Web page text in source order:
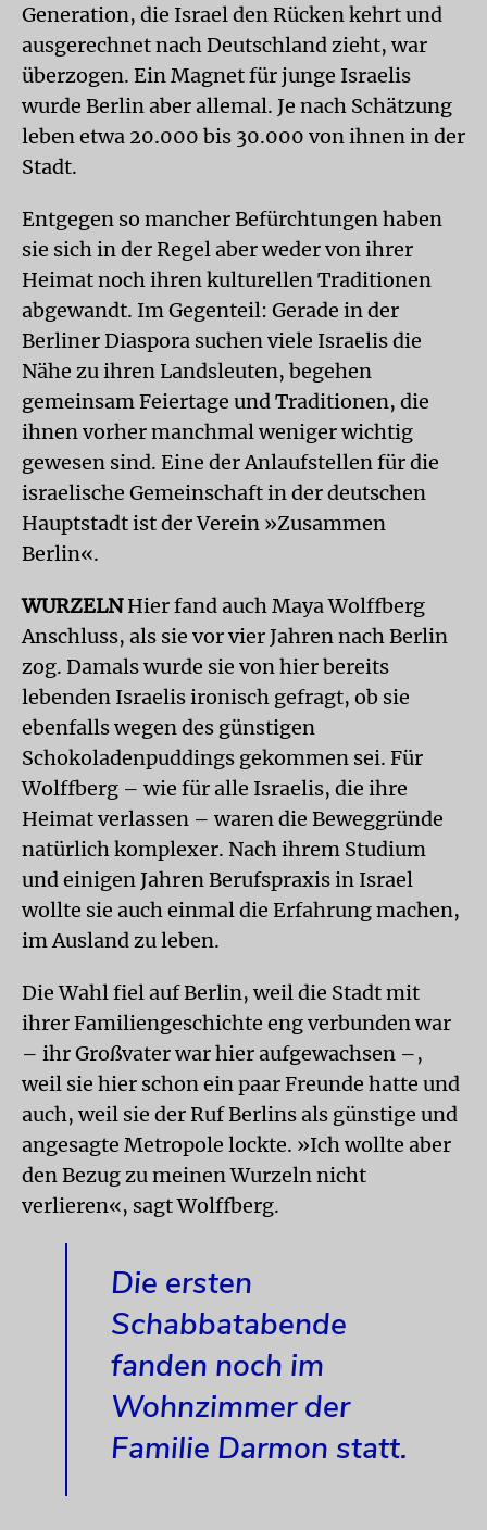
Generation, die Israel den Rücken kehrt und
ausgerechnet nach Deutschland zieht, war
überzogen. Ein Magnet für junge Israelis
wurde Berlin aber allemal. Je nach Schätzung
leben etwa 20.000 bis 30.000 von ihnen in der
Stadt.
Entgegen so mancher Befürchtungen haben
sie sich in der Regel aber weder von ihrer
Heimat noch ihren kulturellen Traditionen
abgewandt. Im Gegenteil: Gerade in der
Berliner Diaspora suchen viele Israelis die
Nähe zu ihren Landsleuten, begehen
gemeinsam Feiertage und Traditionen, die
ihnen vorher manchmal weniger wichtig
gewesen sind. Eine der Anlaufstellen für die
israelische Gemeinschaft in der deutschen
Hauptstadt ist der Verein »Zusammen
Berlin«.
WURZELNHier fand auch Maya Wolffberg
Anschluss, als sie vor vier Jahren nach Berlin
zog. Damals wurde sie von hier bereits
lebenden Israelis ironisch gefragt, ob sie
ebenfalls wegen des günstigen
Schokoladenpuddings gekommen sei. Für
Wolffberg – wie für alle Israelis, die ihre
Heimat verlassen – waren die Beweggründe
natürlich komplexer. Nach ihrem Studium
und einigen Jahren Berufspraxis in Israel
wollte sie auch einmal die Erfahrung machen,
im Ausland zu leben.
Die Wahl fiel auf Berlin, weil die Stadt mit
ihrer Familiengeschichte eng verbunden war
– ihr Großvater war hier aufgewachsen –,
weil sie hier schon ein paar Freunde hatte und
auch, weil sie der Ruf Berlins als günstige und
angesagte Metropole lockte. »Ich wollte aber
den Bezug zu meinen Wurzeln nicht
verlieren«, sagt Wolffberg.
Die ersten
Schabbatabende
fanden noch im
Wohnzimmer der
Familie Darmon statt.